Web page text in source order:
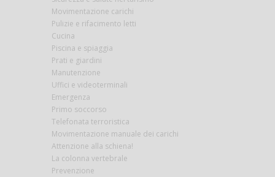
Movimentazione carichi
Pulizie e rifacimento letti
Cucina
Piscina e spiaggia
Prati e giardini
Manutenzione
Uffici e videoterminali
Emergenza
Primo soccorso
Telefonata terroristica
Movimentazione manuale dei carichi
Attenzione alla schiena!
La colonna vertebrale
Prevenzione